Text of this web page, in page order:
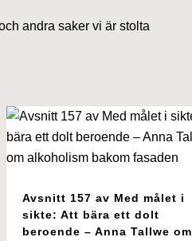
andra saker vi är stolta
Avsnitt 157 av Med målet i
sikte: Att bära ett dolt
beroende – Anna Tallwe om